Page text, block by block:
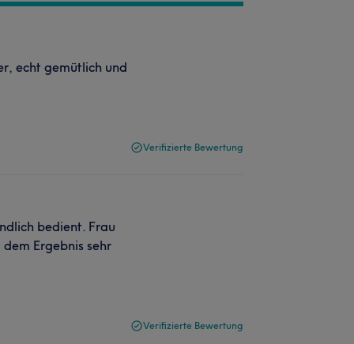
echt gemütlich und
Verifizierte Bewertung
bedient. Frau
Ergebnis sehr
Verifizierte Bewertung